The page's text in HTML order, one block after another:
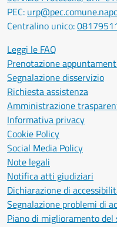
PEC:
Centralino unico:
Leggi le FAQ
Prenotazione
Segnalazione disservizio
Richiesta assistenza
Amministrazione
Informativa privacy
Cookie Policy
Social Media Policy
Note legali
Notifica atti giudiziari
Dichiarazione di
Segnalazione problemi di
Piano di miglioramento del